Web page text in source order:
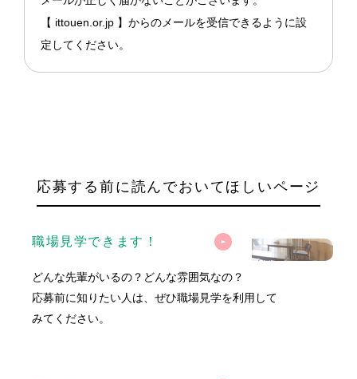
【 ittouen.or.jp 】からのメールを受信できるように設
定してください。
応募する前に読んでおいてほしいページ
職場見学できます！
どんな先輩がいるの？どんな雰囲気なの？
応募前に知りたい人は、 ぜひ職場見学を利用して
みてください。